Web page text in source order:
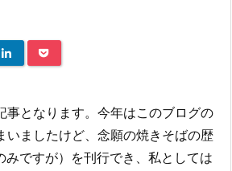
事となります。今年はこのブログの
いましたけど、念願の焼きそばの歴
みですが）を刊行でき、私としては